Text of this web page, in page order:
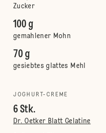
Zucker
100 g
gemahlener Mohn
70 g
gesiebtes glattes Mehl
JOGHURT-CREME
6 Stk.
Dr. Oetker Blatt Gelatine